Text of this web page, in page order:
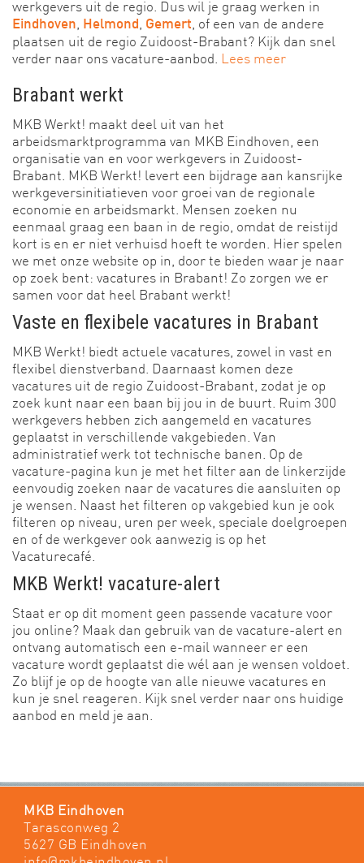
werkgevers uit de regio. Dus wil je graag werken in
Eindhoven, Helmond, Gemert, of een van de andere
plaatsen uit de regio Zuidoost-Brabant? Kijk dan snel
verder naar ons vacature-aanbod. Lees meer
Brabant werkt
MKB Werkt! maakt deel uit van het
arbeidsmarktprogramma van MKB Eindhoven, een
organisatie van en voor werkgevers in Zuidoost-
Brabant. MKB Werkt! levert een bijdrage aan kansrijke
werkgeversinitiatieven voor groei van de regionale
economie en arbeidsmarkt. Mensen zoeken nu
eenmaal graag een baan in de regio, omdat de reistijd
kort is en er niet verhuisd hoeft te worden. Hier spelen
we met onze website op in, door te bieden waar je naar
op zoek bent: vacatures in Brabant! Zo zorgen we er
samen voor dat heel Brabant werkt!
Vaste en flexibele vacatures in Brabant
MKB Werkt! biedt actuele vacatures, zowel in vast en
flexibel dienstverband. Daarnaast komen deze
vacatures uit de regio Zuidoost-Brabant, zodat je op
zoek kunt naar een baan bij jou in de buurt. Ruim 300
werkgevers hebben zich aangemeld en vacatures
geplaatst in verschillende vakgebieden. Van
administratief werk tot technische banen. Op de
vacature-pagina kun je met het filter aan de linkerzijde
eenvoudig zoeken naar de vacatures die aansluiten op
je wensen. Naast het filteren op vakgebied kun je ook
filteren op niveau, uren per week, speciale doelgroepen
en of de werkgever ook aanwezig is op het
Vacaturecafé.
MKB Werkt! vacature-alert
Staat er op dit moment geen passende vacature voor
jou online? Maak dan gebruik van de vacature-alert en
ontvang automatisch een e-mail wanneer er een
vacature wordt geplaatst die wél aan je wensen voldoet.
Zo blijf je op de hoogte van alle nieuwe vacatures en
kun je snel reageren. Kijk snel verder naar ons huidige
aanbod en meld je aan.
MKB Eindhoven
Tarasconweg 2
5627 GB Eindhoven